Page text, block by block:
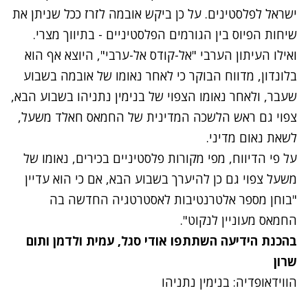
ישראל לפלסטינים. על כן ביקש אובמה לזרז ככל שניתן את
שיחות הפיוס בין הגורמים הפלסטיניים - בתיווך מצרי.
ואילו העיתון הערבי "אל-קודס אל-ערבי", היוצא אף הוא
בלונדון, מדווח הבוקר כי לאחר נאומו של אובמה בשבוע
שעבר, ולאחר נאומו הצפוי של בנימין נתניהו בשבוע הבא,
צפוי גם ראש הלשכה המדינית של החמאס חאלד משעל,
לשאת נאום מדיני.
על פי הדיווח, מפי מקורות פלסטיניים בכירים, נאומו של
משעל צפוי גם כן להיערך בשבוע הבא, אם כי הוא עדיין
"בוחן מספר אלטרנטיבות לאסטרטגיה החדשה בה
החמאס מעוניין לנקוט".
בהכנת הידיעה השתתפו אודי סגל, עמית ולדמן ותום
שרון
הווידאופדיה: בנימין נתניהו